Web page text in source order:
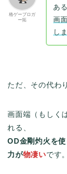
格ゲーブロガ
ー拓
あ
画
し
ただ、その代わ
画面端（もしく
れる、
OD金剛灼火を
力が物凄いです。